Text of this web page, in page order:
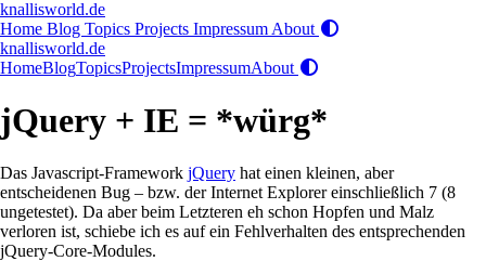
knallisworld.de
Home Blog Topics Projects Impressum About
knallisworld.de
HomeBlogTopicsProjectsImpressumAbout
jQuery + IE = *würg*
Das Javascript-Framework jQuery hat einen kleinen, aber
entscheidenen Bug – bzw. der Internet Explorer einschließlich 7 (8
ungetestet). Da aber beim Letzteren eh schon Hopfen und Malz
verloren ist, schiebe ich es auf ein Fehlverhalten des entsprechenden
jQuery-Core-Modules.